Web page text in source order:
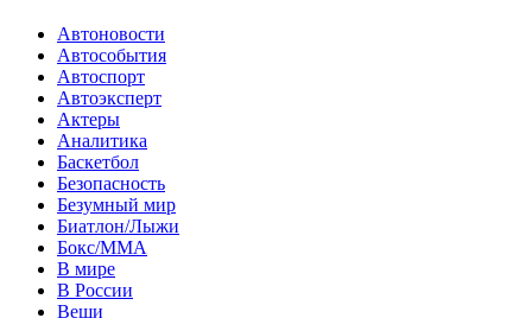
Автоновости
Автособытия
Автоспорт
Автоэксперт
Актеры
Аналитика
Баскетбол
Безопасность
Безумный мир
Биатлон/Лыжи
Бокс/MMA
В мире
В России
Вещи